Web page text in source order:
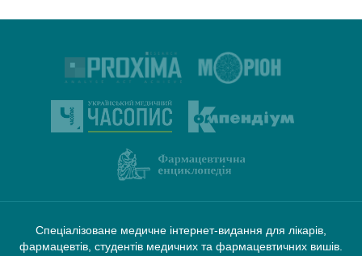
Спеціалізоване медичне інтернет-видання для лікарів,
фармацевтів, студентів медичних та фармацевтичних вишів.